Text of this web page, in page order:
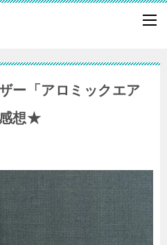
ー「アロミックエア
感想★